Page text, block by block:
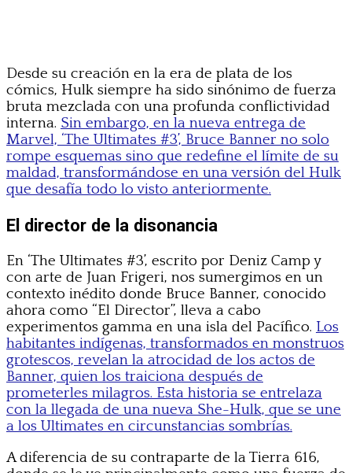
Desde su creación en la era de plata de los
cómics, Hulk siempre ha sido sinónimo de fuerza
bruta mezclada con una profunda conflictividad
interna. Sin embargo, en la nueva entrega de
Marvel, ‘The Ultimates #3’, Bruce Banner no solo
rompe esquemas sino que redefine el límite de su
maldad, transformándose en una versión del Hulk
que desafía todo lo visto anteriormente.
El director de la disonancia
En ‘The Ultimates #3’, escrito por Deniz Camp y
con arte de Juan Frigeri, nos sumergimos en un
contexto inédito donde Bruce Banner, conocido
ahora como “El Director”, lleva a cabo
experimentos gamma en una isla del Pacífico. Los
habitantes indígenas, transformados en monstruos
grotescos, revelan la atrocidad de los actos de
Banner, quien los traiciona después de
prometerles milagros. Esta historia se entrelaza
con la llegada de una nueva She-Hulk, que se une
a los Ultimates en circunstancias sombrías.
A diferencia de su contraparte de la Tierra 616,